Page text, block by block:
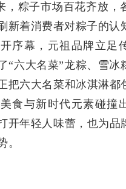
粽子市场百花齐放，
新着消费者对粽子的认
序幕，元祖品牌立足
“六大名菜”龙粽、雪冰
把六大名菜和冰淇淋都
食与新时代元素碰撞
开年轻人味蕾，也为品
。